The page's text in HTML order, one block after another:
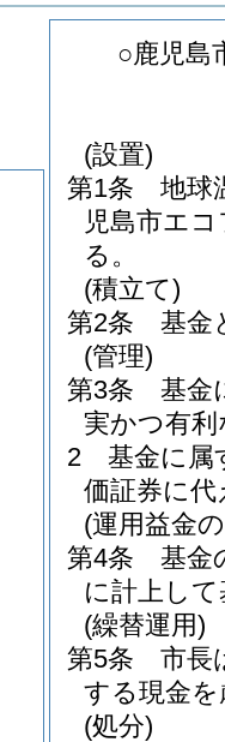
○鹿児島
(設置)
第1条
地球
児島市エ
る。
(積立て)
第2条
基金
(管理)
第3条
基金
実かつ有
2
基金に属
価証券に
(運用益金
第4条
基金
に計上し
(繰替運用)
第5条
市長
する現金
(処分)